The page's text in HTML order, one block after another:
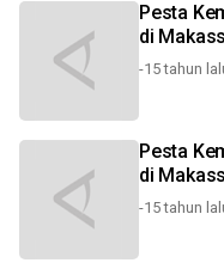
Pesta
di
-15 tahun
Pesta
di
-15 tahun